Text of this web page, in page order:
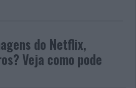
do Netflix,
Veja como pode